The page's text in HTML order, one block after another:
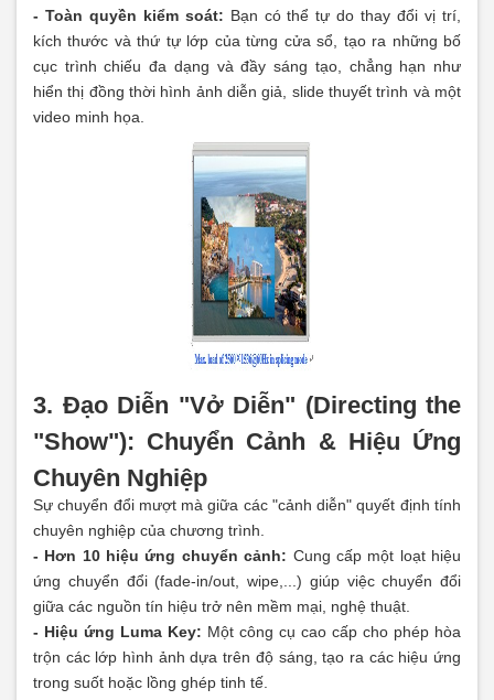
- Toàn quyền kiểm soát: Bạn có thể tự do thay đổi vị trí,
kích thước và thứ tự lớp của từng cửa sổ, tạo ra những bố
cục trình chiếu đa dạng và đầy sáng tạo, chẳng hạn như
hiển thị đồng thời hình ảnh diễn giả, slide thuyết trình và một
video minh họa.
3. Đạo Diễn "Vở Diễn" (Directing the
"Show"): Chuyển Cảnh & Hiệu Ứng
Chuyên Nghiệp
Sự chuyển đổi mượt mà giữa các "cảnh diễn" quyết định tính
chuyên nghiệp của chương trình.
- Hơn 10 hiệu ứng chuyển cảnh: Cung cấp một loạt hiệu
ứng chuyển đổi (fade-in/out, wipe,...) giúp việc chuyển đổi
giữa các nguồn tín hiệu trở nên mềm mại, nghệ thuật.
- Hiệu ứng Luma Key: Một công cụ cao cấp cho phép hòa
trộn các lớp hình ảnh dựa trên độ sáng, tạo ra các hiệu ứng
trong suốt hoặc lồng ghép tinh tế.